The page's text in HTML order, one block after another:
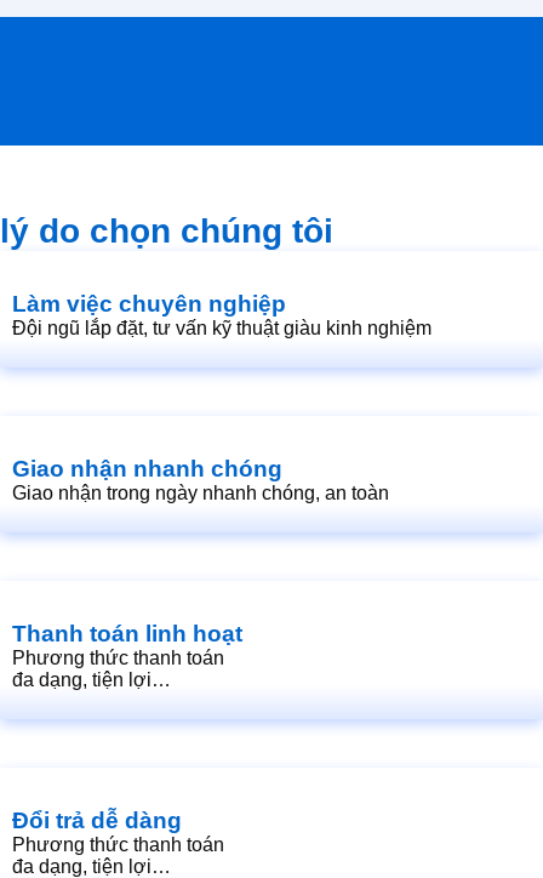
lý do chọn chúng tôi
Làm việc chuyên nghiệp
Đội ngũ lắp đặt, tư vấn kỹ thuật giàu kinh nghiệm
Giao nhận nhanh chóng
Giao nhận trong ngày nhanh chóng, an toàn
Thanh toán linh hoạt
Phương thức thanh toán
đa dạng, tiện lợi…
Đổi trả dễ dàng
Phương thức thanh toán
đa dạng, tiện lợi…